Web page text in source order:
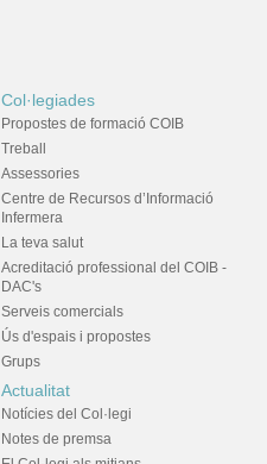
Col·legiades
Propostes de formació COIB
Treball
Assessories
Centre de Recursos d’Informació
Infermera
La teva salut
Acreditació professional del COIB -
DAC's
Serveis comercials
Ús d'espais i propostes
Grups
Actualitat
Notícies del Col·legi
Notes de premsa